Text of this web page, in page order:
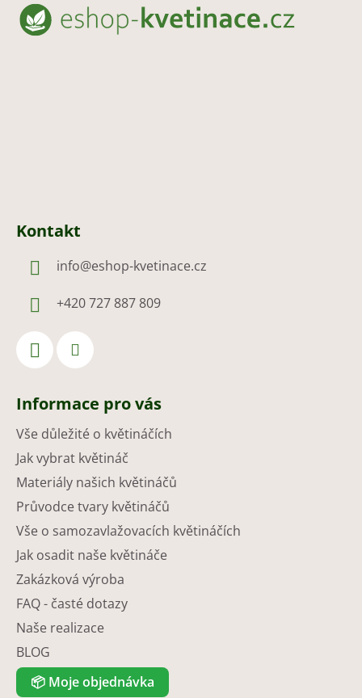
Kontakt
info@eshop-kvetinace.cz
+420 727 887 809
Informace pro vás
Vše důležité o květináčích
Jak vybrat květináč
Materiály našich květináčů
Průvodce tvary květináčů
Vše o samozavlažovacích květináčích
Jak osadit naše květináče
Zakázková výroba
FAQ - časté dotazy
Naše realizace
BLOG
📦 Moje objednávka